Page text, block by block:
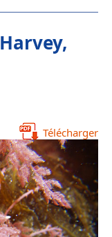
Harvey,
Télécharger